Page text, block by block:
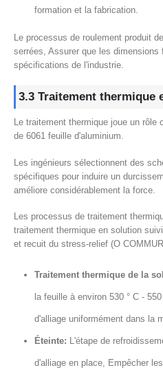
formation et la fabrication.
Le processus de roulement produit
serrées, Assurer que les dimensions
spécifications de l'industrie.
3.3 Traitement thermique
Le traitement thermique joue un
de 6061 feuille d'aluminium.
Les ingénieurs sélectionnent des
spécifiques pour induire un
améliore considérablement la force.
Les processus de traitement
traitement thermique en solution
et recuit du stress-relief (O
Traitement thermique de la
la feuille à environ 530 ° C -
d'alliage uniformément dans la
Éteinte: L'étape de
d'alliage en place, Empêcher